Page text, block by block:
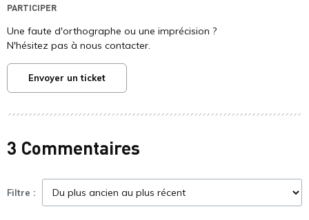
PARTICIPER
Une faute d'orthographe ou une imprécision ?
N'hésitez pas à nous contacter.
Envoyer un ticket
3 Commentaires
Filtre :